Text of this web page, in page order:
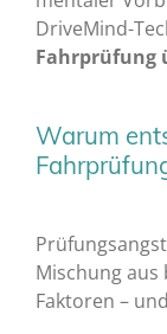
DriveMind-
Fahrprüfung
Warum
Mischung
Faktoren –